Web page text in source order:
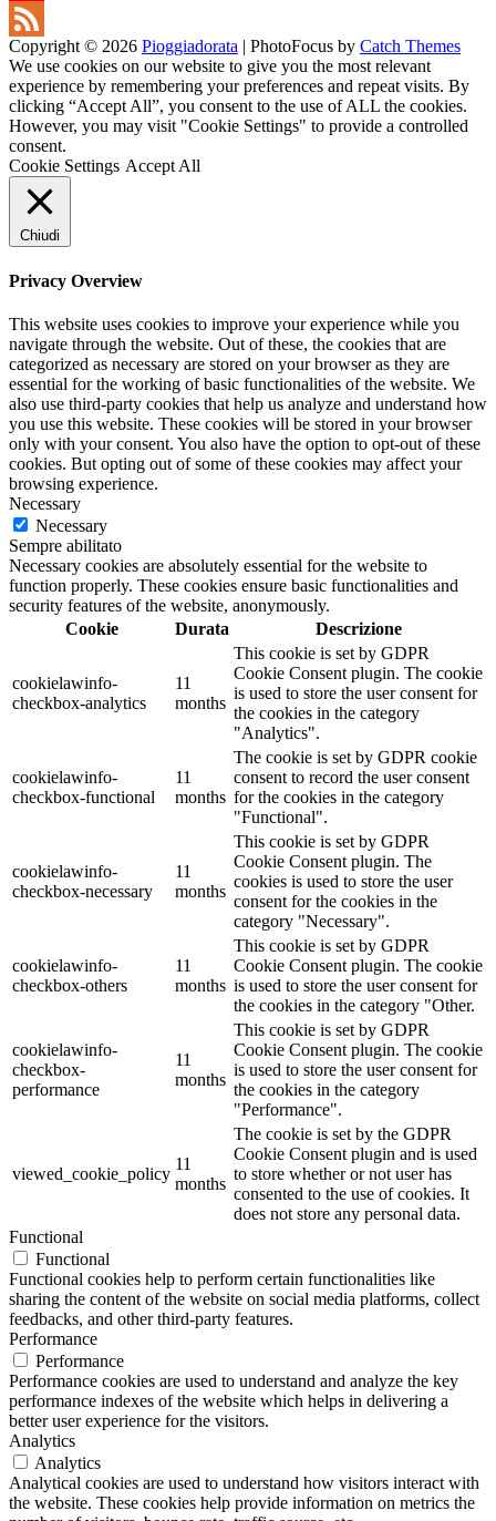
YouTube
Channel
Feed
Copyright © 2026 Pioggiadorata PhotoFocus by Catch Themes
We use cookies on our website to give you the most relevant
experience by remembering your preferences and repeat visits. By
clicking “Accept All”, you consent to the use of ALL the cookies.
However, you may visit "Cookie Settings" to provide a controlled
consent.
Cookie Settings Accept All
Chiudi
Privacy Overview
This website uses cookies to improve your experience while you
navigate through the website. Out of these, the cookies that are
categorized as necessary are stored on your browser as they are
essential for the working of basic functionalities of the website. We
also use third-party cookies that help us analyze and understand how
you use this website. These cookies will be stored in your browser
only with your consent. You also have the option to opt-out of these
cookies. But opting out of some of these cookies may affect your
browsing experience.
Necessary
Necessary
Sempre abilitato
Necessary cookies are absolutely essential for the website to
function properly. These cookies ensure basic functionalities and
security features of the website, anonymously.
Cookie
Durata Descrizione
cookielawinfo-
checkbox-analytics
11
months
This cookie is set by GDPR
Cookie Consent plugin. The cookie
is used to store the user consent for
the cookies in the category
"Analytics".
cookielawinfo-
checkbox-functional
11
months
The cookie is set by GDPR cookie
consent to record the user consent
for the cookies in the category
"Functional".
cookielawinfo-
checkbox-necessary
11
months
This cookie is set by GDPR
Cookie Consent plugin. The
cookies is used to store the user
consent for the cookies in the
category "Necessary".
cookielawinfo-
checkbox-others
11
months
This cookie is set by GDPR
Cookie Consent plugin. The cookie
is used to store the user consent for
the cookies in the category "Other.
cookielawinfo-
checkbox-
performance
11
months
This cookie is set by GDPR
Cookie Consent plugin. The cookie
is used to store the user consent for
the cookies in the category
"Performance".
viewed_cookie_policy
11
months
The cookie is set by the GDPR
Cookie Consent plugin and is used
to store whether or not user has
consented to the use of cookies. It
does not store any personal data.
Functional
Functional
Functional cookies help to perform certain functionalities like
sharing the content of the website on social media platforms, collect
feedbacks, and other third-party features.
Performance
Performance
Performance cookies are used to understand and analyze the key
performance indexes of the website which helps in delivering a
better user experience for the visitors.
Analytics
Analytics
Analytical cookies are used to understand how visitors interact with
the website. These cookies help provide information on metrics the